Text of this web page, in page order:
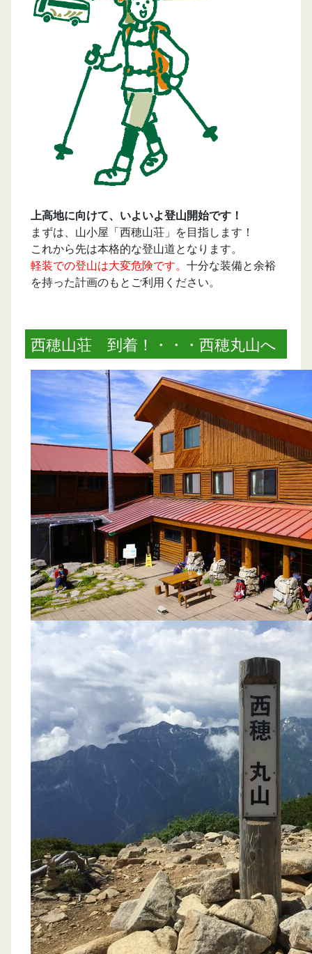
上高地に向けて、いよいよ登山開始です！
まずは、山小屋「西穂山荘」を目指します！
これから先は本格的な登山道となります。
軽装での登山は大変危険です。 十分な装備と余裕
を持った計画のもとご利用ください。
西穂山荘 到着！・・・西穂丸山へ